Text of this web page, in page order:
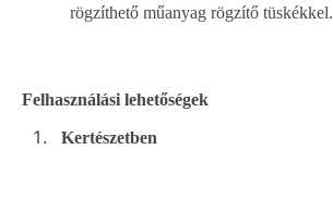
rögzíthető műanyag rögzítő tüskékkel.
Felhasználási lehetőségek
Kertészetben